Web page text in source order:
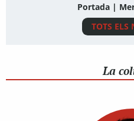
Portada |
TOTS ELS
La